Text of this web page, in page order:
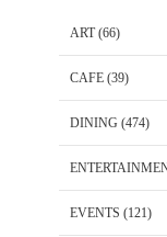
ART(66)
CAFE (39)
DINING (474)
EVENTS (121)